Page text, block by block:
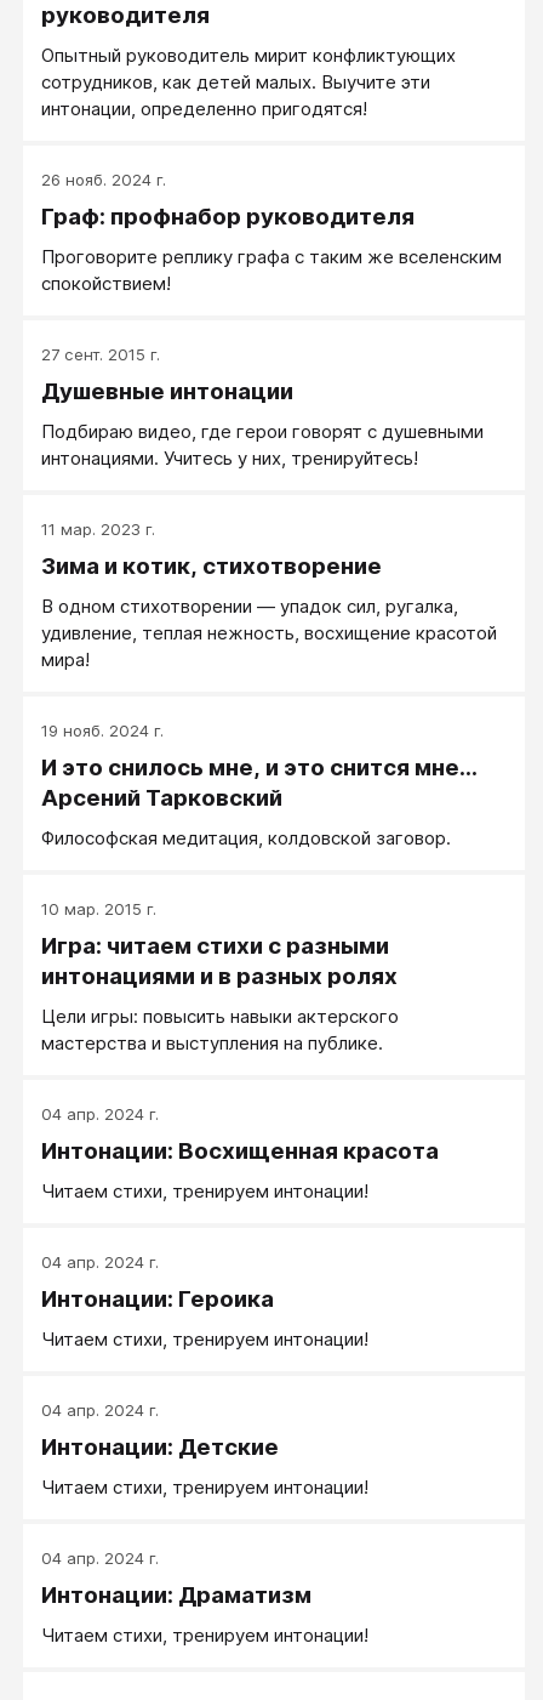
руководителя
Опытный руководитель мирит конфликтующих
сотрудников, как детей малых. Выучите эти
интонации, определенно пригодятся!
26 нояб. 2024 г.
Граф: профнабор руководителя
Проговорите реплику графа с таким же вселенским
спокойствием!
27 сент. 2015 г.
Душевные интонации
Подбираю видео, где герои говорят с душевными
интонациями. Учитесь у них, тренируйтесь!
11 мар. 2023 г.
Зима и котик, стихотворение
В одном стихотворении ― упадок сил, ругалка,
удивление, теплая нежность, восхищение красотой
мира!
19 нояб. 2024 г.
И это снилось мне, и это снится мне...
Арсений Тарковский
Философская медитация, колдовской заговор.
10 мар. 2015 г.
Игра: читаем стихи с разными
интонациями и в разных ролях
Цели игры: повысить навыки актерского
мастерства и выступления на публике.
04 апр. 2024 г.
Интонации: Восхищенная красота
Читаем стихи, тренируем интонации!
04 апр. 2024 г.
Интонации: Героика
Читаем стихи, тренируем интонации!
04 апр. 2024 г.
Интонации: Детские
Читаем стихи, тренируем интонации!
04 апр. 2024 г.
Интонации: Драматизм
Читаем стихи, тренируем интонации!